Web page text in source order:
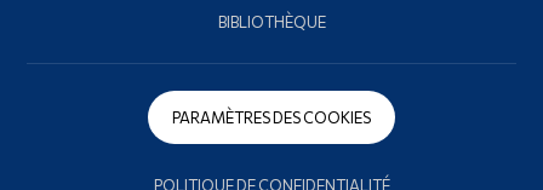
BIBLIOTHÈQUE
PARAMÈTRES DES COOKIES
POLITIQUE DE CONFIDENTIALITÉ